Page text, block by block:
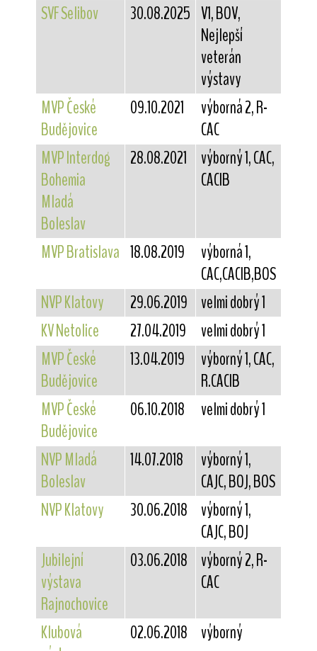
SVF Selibov 30.08.2025 V1, BOV,
Nejlepší
veterán
výstavy
MVP České
Budějovice
09.10.2021
výborná 2, R-
CAC
MVP Interdog
Bohemia
Mladá
Boleslav
28.08.2021
výborný 1, CAC,
CACIB
MVP Bratislava 18.08.2019
výborná 1,
CAC,CACIB,BOS
NVP Klatovy
29.06.2019
velmi dobrý 1
KV Netolice
27.04.2019
velmi dobrý 1
MVP České
Budějovice
13.04.2019
výborný 1, CAC,
R.CACIB
MVP České
Budějovice
06.10.2018 velmi dobrý 1
NVP Mladá
Boleslav
14.07.2018
výborný 1,
CAJC, BOJ, BOS
NVP Klatovy
30.06.2018
výborný 1,
CAJC, BOJ
Jubilejní
výstava
Rajnochovice
03.06.2018
výborný 2, R-
CAC
Klubová
02.06.2018 výborný